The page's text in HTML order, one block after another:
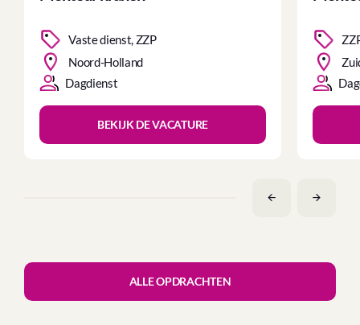
Vaste dienst, ZZP
Noord-Holland
Dagdienst
BEKIJK DE VACATURE
ALLE OPDRACHTEN